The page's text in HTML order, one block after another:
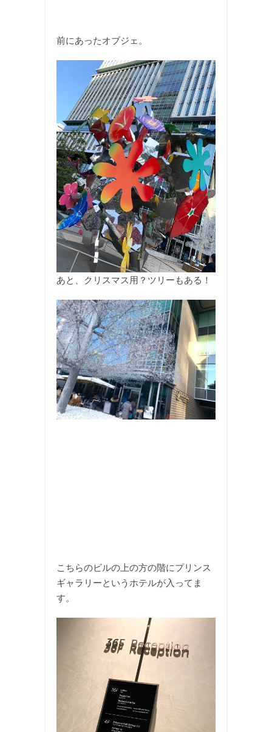
前にあったオブジェ。
あと、クリスマス用？ツリーもある！
こちらのビルの上の方の階にプリンス
ギャラリーというホテルが入ってま
す。